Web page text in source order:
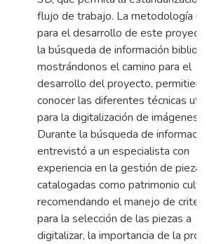
flujo de trabajo. La metodología
para el desarrollo de este
la búsqueda de información
mostrándonos el camino para el
desarrollo del proyecto,
conocer las diferentes técnicas
para la digitalización de imágenes.
Durante la búsqueda de
entrevistó a un especialista con
experiencia en la gestión de piezas
catalogadas como patrimonio
recomendando el manejo de
para la selección de las piezas a
digitalizar, la importancia de la